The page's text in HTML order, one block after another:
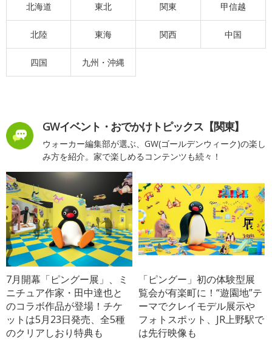
北海道 東北 関東 甲信越
北陸 東海 関西 中国
四国 九州・沖縄
GWイベント・おでかけトピックス【関東】
ウォーカー編集部が選ぶ、GW(ゴールデンウィーク)の楽し
み方を紹介。家で楽しめるコンテンツも続々！
7月開幕「ピングー展」、ミ
ニチュア作家・田中達也と
のコラボ作品が登場！チケ
ットは5月23日発売、全5種
のクリアしおり特典も
「ピングー」初の体験型展
覧会が有楽町に！“遊園地”テ
ーマでクレイモデル展示や
フォトスポット、JR上野駅で
は先行映像も